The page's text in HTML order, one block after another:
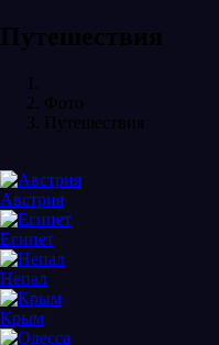
Путешествия
Фото
Путешествия
Австрия
Египет
Непал
Крым